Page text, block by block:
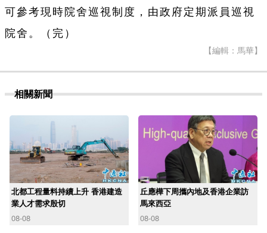
可參考現時院舍巡視制度，由政府定期派員巡視
院舍。（完）
【編輯：馬華】
相關新聞
北都工程量料持續上升 香港建造
業人才需求殷切
08-08
丘應樺下周攜內地及香港企業訪
馬來西亞
08-08